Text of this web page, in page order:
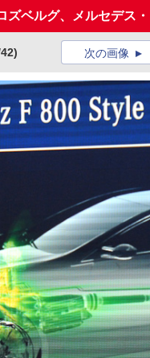
ズベルグ、メルセデス
次の画像